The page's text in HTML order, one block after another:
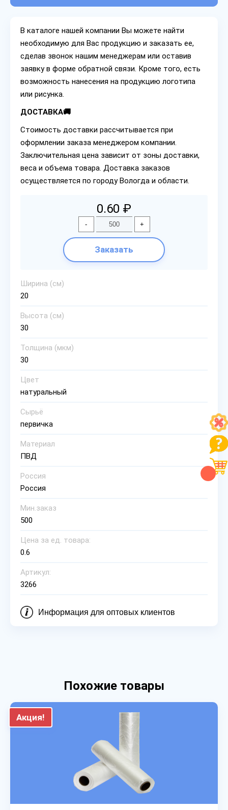
В каталоге нашей компании Вы можете найти
необходимую для Вас продукцию и заказать ее,
сделав звонок нашим менеджерам или оставив
заявку в форме обратной связи. Кроме того, есть
возможность нанесения на продукцию логотипа
или рисунка.
ДОСТАВКА🚚
Стоимость доставки рассчитывается при
оформлении заказа менеджером компании.
Заключительная цена зависит от зоны доставки,
веса и объема товара. Доставка заказов
осуществляется по городу Вологда и области.
0.60 ₽
- +
Заказать
Ширина (см)
20
Высота (см)
30
Толщина (мкм)
30
Цвет
натуральный
Сырьё
первичка
Материал
ПВД
Россия
Россия
Мин.заказ
500
Цена за ед. товара:
0.6
Артикул:
3266
Информация для оптовых клиентов
Похожие товары
Акция!